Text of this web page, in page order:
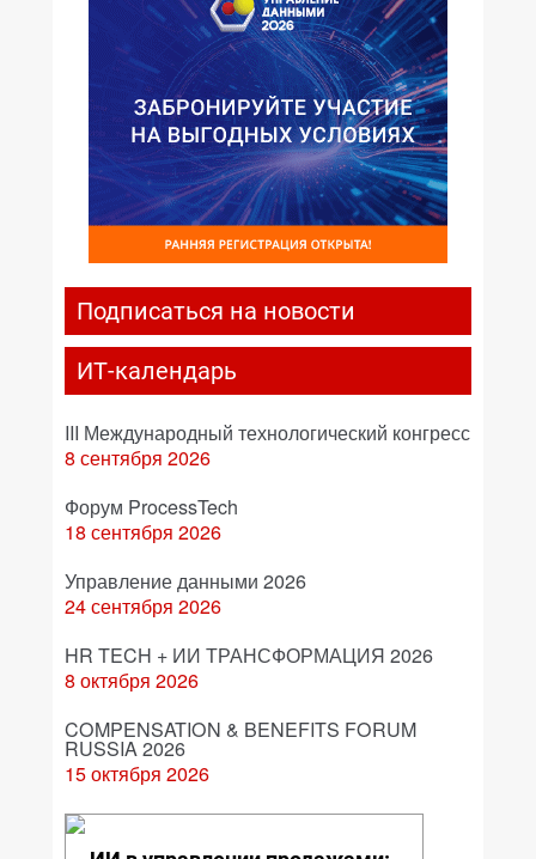
Подписаться на новости
ИТ-календарь
III Международный технологический конгресс
8 сентября 2026
Форум ProcessTech
18 сентября 2026
Управление данными 2026
24 сентября 2026
HR TECH + ИИ ТРАНСФОРМАЦИЯ 2026
8 октября 2026
COMPENSATION & BENEFITS FORUM
RUSSIA 2026
15 октября 2026